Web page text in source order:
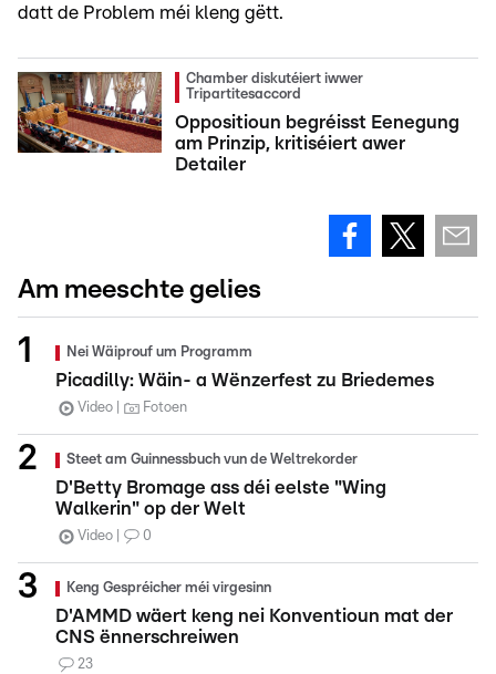
datt de Problem méi kleng gëtt.
Chamber diskutéiert iwwer
Tripartitesaccord
Oppositioun begréisst Eenegung
am Prinzip, kritiséiert awer
Detailer
Am meeschte gelies
Nei Wäiprouf um Programm
Picadilly: Wäin- a Wënzerfest zu Briedemes
Video Fotoen
Steet am Guinnessbuch vun de Weltrekorder
D'Betty Bromage ass déi eelste "Wing
Walkerin" op der Welt
Video 0
Keng Gespréicher méi virgesinn
D'AMMD wäert keng nei Konventioun mat der
CNS ënnerschreiwen
23